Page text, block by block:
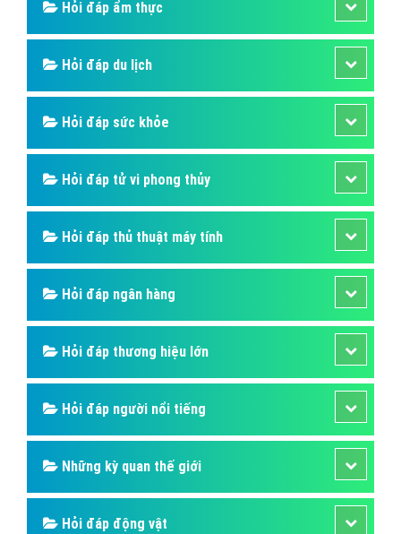
Hỏi đáp ẩm thực
Hỏi đáp du lịch
Hỏi đáp sức khỏe
Hỏi đáp tử vi phong thủy
Hỏi đáp thủ thuật máy tính
Hỏi đáp ngân hàng
Hỏi đáp thương hiệu lớn
Hỏi đáp người nổi tiếng
Những kỳ quan thế giới
Hỏi đáp động vật